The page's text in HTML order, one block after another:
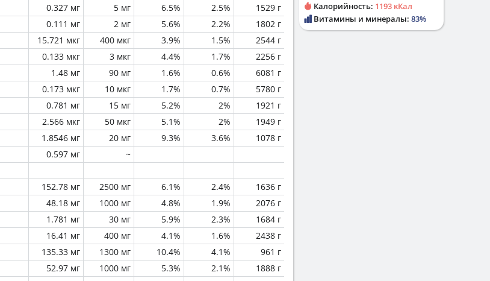
0.327 мг 5 мг 6.5% 2.5%
1529 г
0.111 мг 2 мг 5.6% 2.2%
1802 г
15.721 мкг 400 мкг 3.9% 1.5%
2544 г
0.133 мкг 3 мкг 4.4% 1.7%
2256 г
1.48 мг 90 мг 1.6% 0.6%
6081 г
0.173 мкг 10 мкг 1.7% 0.7%
5780 г
0.781 мг 15 мг 5.2% 2%
1921 г
2.566 мкг 50 мкг 5.1% 2%
1949 г
1.8546 мг 20 мг 9.3% 3.6%
1078 г
0.597 мг ~
152.78 мг 2500 мг 6.1% 2.4%
1636 г
48.18 мг 1000 мг 4.8% 1.9%
2076 г
1.781 мг 30 мг 5.9% 2.3%
1684 г
16.41 мг 400 мг 4.1% 1.6%
2438 г
135.33 мг 1300 мг 10.4% 4.1%
961 г
52.97 мг 1000 мг 5.3% 2.1%
1888 г
Калорийность: 1193 кКал
Витамины и минералы: 83%